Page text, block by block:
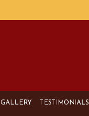
GALLERY TESTIMONIALS